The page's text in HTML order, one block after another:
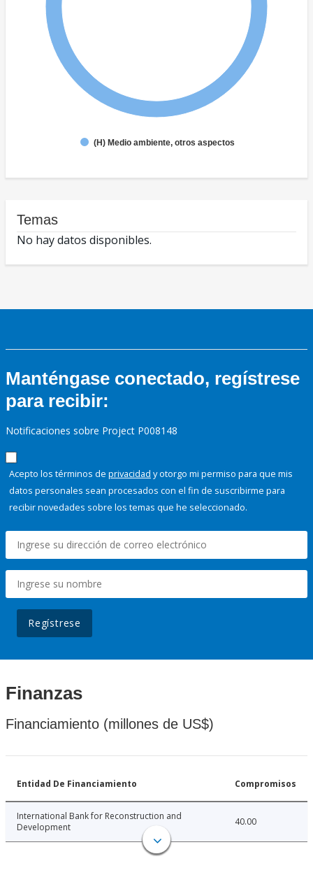
(H) Medio ambiente, otros aspectos
Temas
No hay datos disponibles.
Manténgase conectado, regístrese
para recibir:
Notificaciones sobre Project P008148
Acepto los términos de privacidad y otorgo mi permiso para que mis
datos personales sean procesados con el fin de suscribirme para
recibir novedades sobre los temas que he seleccionado.
Regístrese
Finanzas
Financiamiento (millones de US$)
Entidad De Financiamiento Compromisos
International Bank for Reconstruction and
Development
40.00